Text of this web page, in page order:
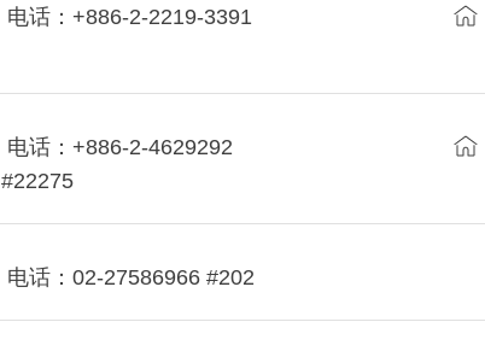
电话：+886-2-2219-3391
电话：+886-2-4629292
#22275
电话：02-27586966 #202